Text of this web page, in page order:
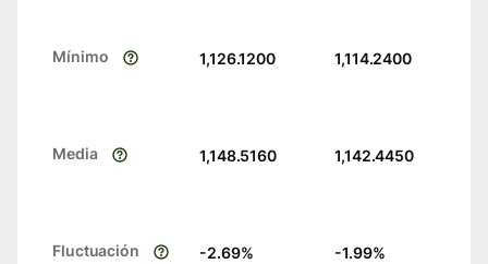
Mínimo 1,126.1200 1,114.2400
Media 1,148.5160 1,142.4450
Fluctuación -2.69% -1.99%